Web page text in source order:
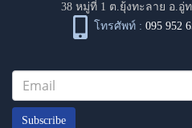
38 หมู่ที่ 1 ต.ยุ้งทะลาย อ.อู่
โทรศัพท์ : 095 952
Subscribe